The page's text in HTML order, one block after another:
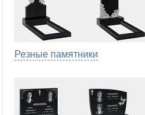
Резные памятники